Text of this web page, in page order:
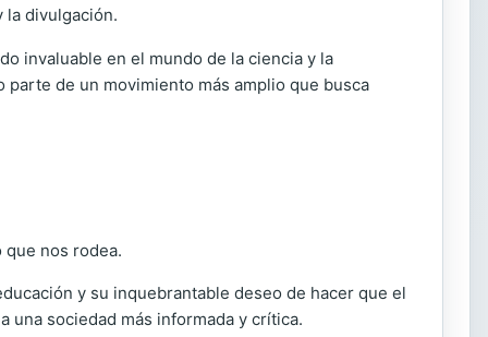
la divulgación.
invaluable en el mundo de la ciencia y la
de un movimiento más amplio que busca
nos rodea.
y su inquebrantable deseo de hacer que el
una sociedad más informada y crítica.